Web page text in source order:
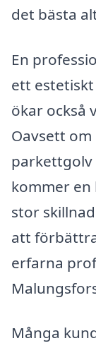
det bästa
En
ett
ökar också
Oavsett
parkettgolv
kommer
stor
att
erfarna
Många